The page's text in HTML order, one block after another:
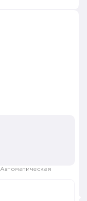
Автоматическая